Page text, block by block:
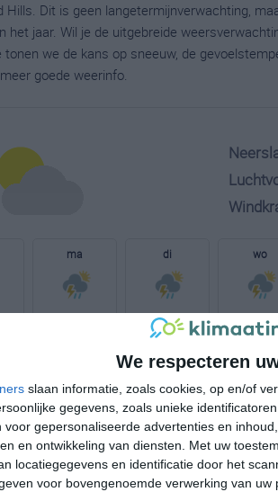
We respecteren
slaan informatie, zoals cookies, op en/of
gegevens, zoals unieke
voor gepersonaliseerde advertenties en
en ontwikkeling van diensten.
Met uw
locatiegegevens en identificatie door het
voor bovengenoemde verwerking van uw
Dit is geen langetermijnverwachting,
het jaar. Wil je de uitgebreide
we de kans op sneeuw, de
goede weerinfo.
ma di
27° 21°
wo
19°
22°C 22°C
23:00 02:00 05:00